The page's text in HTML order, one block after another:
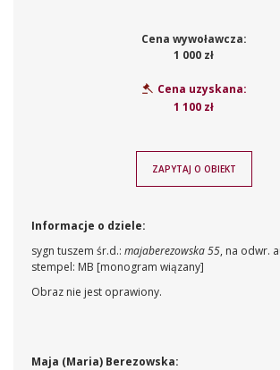
Cena wywoławcza:
1 000 zł
Cena uzyskana:
1 100 zł
ZAPYTAJ O OBIEKT
Informacje o dziele:
sygn tuszem śr.d.: majaberezowska 55, na odwr.
stempel: MB [monogram wiązany]
Obraz nie jest oprawiony.
Maja (Maria) Berezowska: